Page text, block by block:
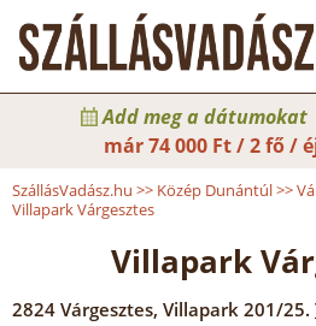
Add meg a dátumokat
már74 000 Ft / 2 fő /
SzállásVadász.hu >> Közép Dunántúl>>
Villapark Várgesztes
Villapark
2824 Várgesztes, Villapark 201/25.